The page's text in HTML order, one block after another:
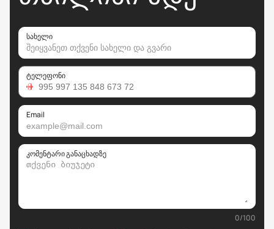
სახელი
ტელეფონი
Email
კომენტარი განაცხადზე
0/100